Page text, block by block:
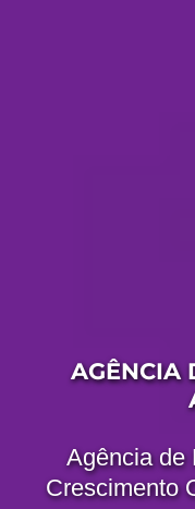
AGÊNCIA
Agência de
Crescimento